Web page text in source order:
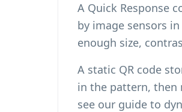
A Quick Response
by image sensors
enough size,
A static QR code
in the pattern, then
see our guide to